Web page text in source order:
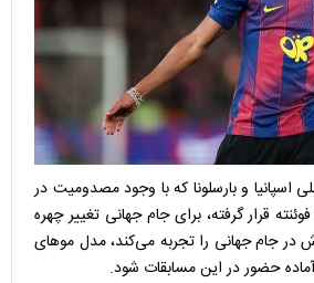
اسپانیا و بارسلونا که با وجود مصدومیت در
قرار گرفته، برای جام جهانی تغییر چهره
در جام جهانی را تجربه می‌کند، مدل موهای
حضور در این مسابقات شود.